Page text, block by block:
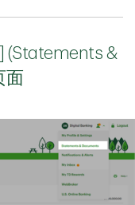
(Statements &
面